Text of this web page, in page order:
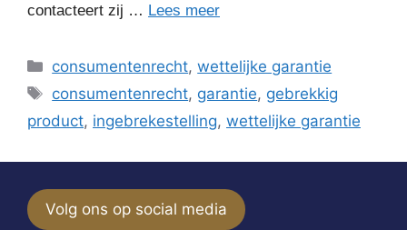
contacteert zij … Lees meer
Categorieën
consumentenrecht,wettelijke garantie
Tags
consumentenrecht, garantie, gebrekkig
product, ingebrekestelling, wettelijke garantie
Volg ons op social media